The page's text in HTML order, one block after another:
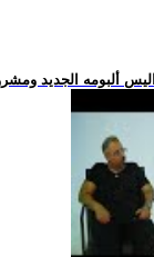
ألبومه الجديد